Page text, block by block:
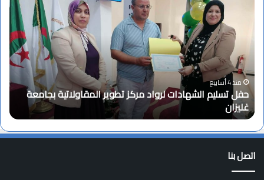
الشهادات لرواد مركز تطوير المقاولاتية بجامعة
ه
ن
ئ
ة
ب
م
ن
ا
س
ب
ة
منذ 4 أسابيع
تهنئة
اتصل بنا